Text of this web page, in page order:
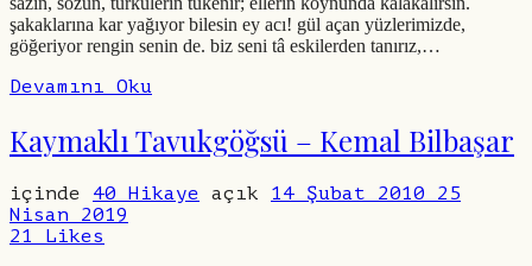
şakaklarına kar yağıyor bilesin ey acı! gül açan yüzlerimizde,
göğeriyor rengin senin de. biz seni tâ eskilerden tanırız,…
Devamını Oku
Kaymaklı Tavukgöğsü – Kemal Bilbaşar
içinde 40 Hikaye açık 14 Şubat 2010 25
Nisan 2019
21
Likes